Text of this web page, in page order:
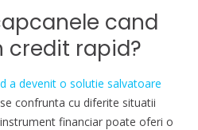
cand
credit rapid?
a devenit o solutie salvatoare
confrunta cu diferite situatii
financiar poate oferi o